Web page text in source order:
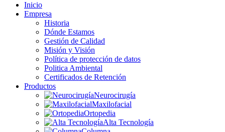
Inicio
Empresa
Historia
Dónde Estamos
Gestión de Calidad
Misión y Visión
Política de protección de datos
Politica Ambiental
Certificados de Retención
Productos
Neurocirugía
Maxilofacial
Ortopedia
Alta Tecnología